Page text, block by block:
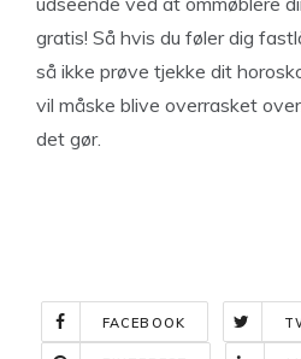
gratis! Så hvis du føler dig
så ikke prøve tjekke dit
vil måske blive overrasket
det gør.
FACEBOOK